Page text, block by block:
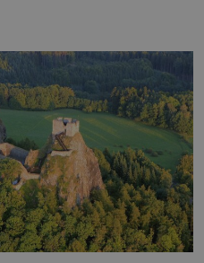
k nevysvětlitelným
pláž Dumas ve městě